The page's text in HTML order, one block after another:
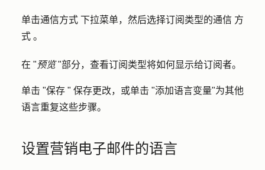
单击通信方式 下拉菜单，然后选择订阅类型的通信 方
式 。
在 "预览"部分，查看订阅类型将如何显示给订阅者。
单击 "保存 " 保存更改，或单击 "添加语言变量"为其他
语言重复这些步骤。
设置营销电子邮件的语言